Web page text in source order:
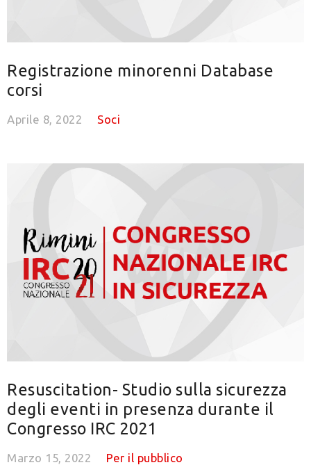
Registrazione minorenni Database
corsi
Aprile 8, 2022 Soci
Resuscitation- Studio sulla sicurezza
degli eventi in presenza durante il
Congresso IRC 2021
Marzo 15, 2022 Per il pubblico